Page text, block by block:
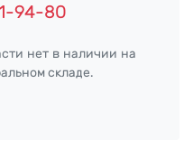
94-80
нет в наличии на
складе.